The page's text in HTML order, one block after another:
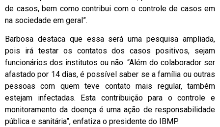
de casos, bem como contribui com o controle de casos em
na sociedade em geral”.
Barbosa destaca que essa será uma pesquisa ampliada,
pois irá testar os contatos dos casos positivos, sejam
funcionários dos institutos ou não. “Além do colaborador ser
afastado por 14 dias, é possível saber se a família ou outras
pessoas com quem teve contato mais regular, também
estejam infectadas. Esta contribuição para o controle e
monitoramento da doença é uma ação de responsabilidade
pública e sanitária”, enfatiza o presidente do IBMP.